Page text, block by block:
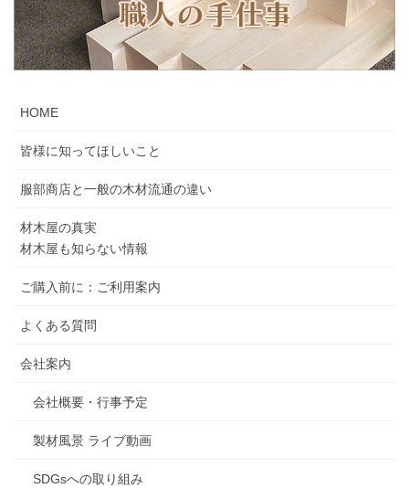
HOME
皆様に知ってほしいこと
服部商店と一般の木材流通の違い
材木屋の真実
材木屋も知らない情報
ご購入前に：ご利用案内
よくある質問
会社案内
会社概要・行事予定
製材風景 ライブ動画
SDGsへの取り組み